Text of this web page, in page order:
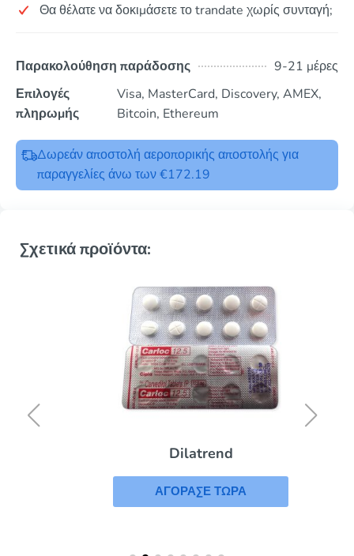
Θα θέλατε να δοκιμάσετε το trandate χωρίς συνταγή;
Παρακολούθηση παράδοσης
9-21 μέρες
Επιλογές
πληρωμής
Visa, MasterCard, Discovery, AMEX,
Bitcoin, Ethereum
Δωρεάν αποστολή αεροπορικής αποστολής για
παραγγελίες άνω των €172.19
Σχετικά προϊόντα:
Dilatrend
ΑΓΟΡΑΣΕ ΤΩΡΑ